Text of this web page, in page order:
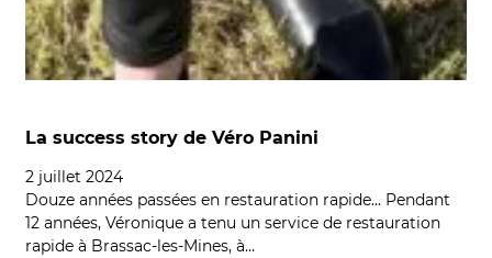
La success story de Véro Panini
2 juillet 2024
Douze années passées en restauration rapide... Pendant
12 années, Véronique a tenu un service de restauration
rapide à Brassac-les-Mines, à…